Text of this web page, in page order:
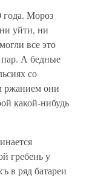
года. Мороз
уйти, ни
все это
пар. А бедные
со
ржанием они
какой-нибудь
гребень у
в ряд батареи